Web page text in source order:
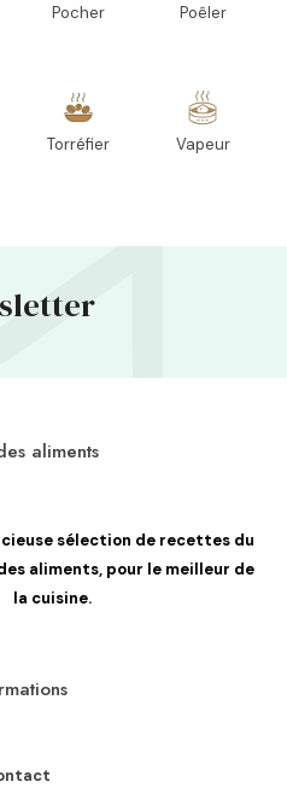
Pocher Poêler
Torréfier Vapeur
aliments
sélection de recettes du
aliments, pour le meilleur de
la cuisine.